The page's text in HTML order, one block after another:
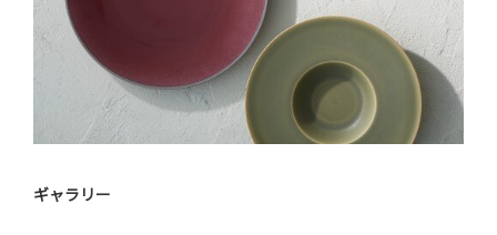
ギャラリー